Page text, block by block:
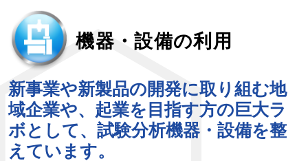
機器・設備の利用
新事業や新製品の開発に取り組む地
域企業や、起業を目指す方の巨大ラ
ボとして、試験分析機器・設備を整
えています。